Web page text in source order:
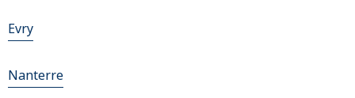
Evry
Nanterre